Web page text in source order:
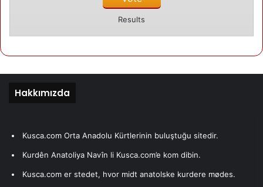
annesinin iyilesmesi diyor….
Fatma Gezen
Samvittighed…
Results
Hakkımızda
Kusca.com Orta Anadolu Kürtlerinin buluştuğu sitedir.
Kurdên Anatoliya Navîn li Kusca.com’e kom dibin.
Kusca.com er stedet, hvor midt anatolske kurdere mødes.